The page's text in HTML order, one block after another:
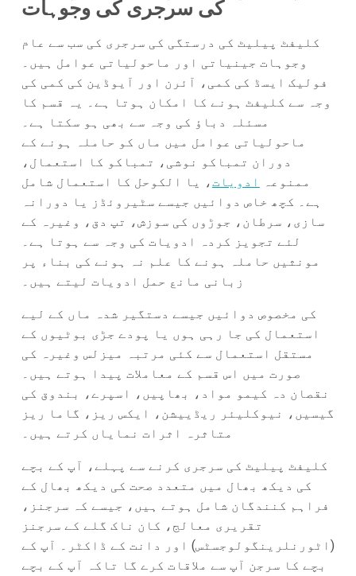
کی سرجری کی وجوہات
کلیفٹ پیلیٹ کی درستگی کی سرجری کی سب سے عام
وجوہات جینیاتی اور ماحولیاتی عوامل ہیں۔
فولیک ایسڈ کی کمی، آئرن اور آیوڈین کی کمی کی
وجہ سے کلیفٹ ہونے کا امکان ہوتا ہے۔ یہ قسم کا
مسئلہ دباؤ کی وجہ سے بھی ہو سکتا ہے۔
ماحولیاتی عوامل میں ماں کو حاملہ ہونے کے
دوران تمباکو نوشی، تمباکو کا استعمال،
ممنوعہ
ادویات، یا الکوحل کا استعمال شامل
ہے۔ کچھ خاص دوائیں جیسے سٹیروئڈز یا دورانہ
سازی، سرطان، جوڑوں کی سوزش، تپ دق، وغیرہ کے
لئے تجویز کردہ ادویات کی وجہ سے ہوتا ہے۔
مونثیں حاملہ ہونے کا علم نہ ہونے کی بناء پر
زبانی مانع حمل ادویات لیتے ہیں۔
کی مخصوص دوائیں جیسے دستگیر شدہ ماں کے لیے
استعمال کی جا رہی ہوں یا پودے جڑی بوٹیوں کے
مستقل استعمال سے کئی مرتبہ میزلس وغیرہ کی
صورت میں اس قسم کے معاملات پیدا ہوتے ہیں۔
نقصان دہ کیمو مواد، بھاپیں، اسپرے، بندوق کی
گیسیں، نیوکلیئر ریڈییشن، ایکس ریز، گاما ریز
متاثرہ اثرات نمایاں کرتے ہیں۔
کلیفٹ پیلیٹ کی سرجری کرنے سے پہلے، آپ کے بچے
کی دیکھ بھال میں متعدد صحت کی دیکھ بھال کے
فراہم کنندگان شامل ہوتے ہیں، جیسے کہ سرجنز،
تقریری معالج، کان ناک گلے کے سرجنز
(اٹورنلرینگولوجسٹس) اور دانت کے ڈاکٹر۔ آپ کے
بچے کا سرجن آپ سے ملاقات کرے گا تاکہ آپ کے بچے